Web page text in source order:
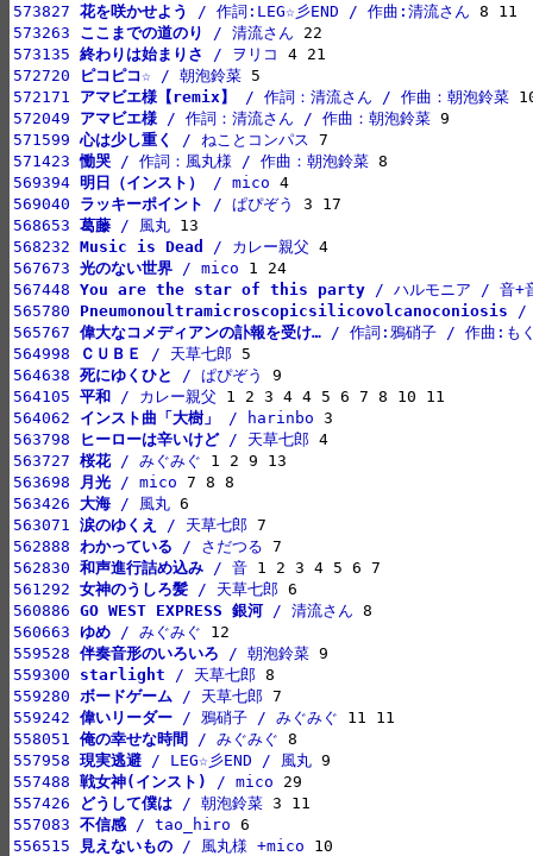
573827 花を咲かせよう / 作詞:LEG☆彡END / 作曲:清流さん
573263 ここまでの道のり / 清流さん
573135 終わりは始まりさ / ヲリコ
572720
ピコピコ☆ / 朝泡鈴菜
572171 アマビエ様【remix】
/ 作詞：清流さん / 作曲：朝泡鈴菜
572049 アマビエ様 / 作詞：清流さん / 作曲：朝泡鈴菜
571599 心は少し重く / ねことコンパス
571423 慟哭 / 作詞：風丸様 / 作曲：朝泡鈴菜
569394 明日（インスト） / mico
569040 ラッキーポイント / ぱぴぞう
568653 葛藤 / 風丸
568232 Music is Dead / カレー親父
567673 光のない世界 / mico
567448 You are the star of this party / ハルモニア / 音+
565780 Pneumonoultramicroscopicsilicovolcanoconiosis /
565767 偉大なコメディアンの訃報を受け… / 作詞:鴉硝子 / 作曲:も
564998
ＣＵＢＥ / 天草七郎
564638 死にゆくひと / ぱぴぞう
564105 平和 / カレー親父
564062 インスト曲「大樹」 / harinbo
563798
ヒーローは辛いけど / 天草七郎
563727 桜花 / みぐみぐ
563698
月光 / mico
563426 大海 / 風丸
563071 涙のゆくえ / 天草七郎
562888 わかっている / さだつる
562830 和声進行詰め込み / 音
561292 女神のうしろ髪 / 天草七郎
560886 GO WEST EXPRESS 銀河 / 清流さん
560663 ゆめ / みぐみぐ
559528 伴奏音形のいろいろ / 朝泡鈴菜
559300 starlight / 天草七郎
559280 ボードゲーム / 天草七郎
559242 偉いリーダー / 鴉硝子 / みぐみぐ
558051 俺の幸せな時間 / みぐみぐ
557958 現実逃避 / LEG☆彡END / 風丸
557488 戦女神(インスト) / mico
557426
どうして僕は / 朝泡鈴菜
557083 不信感 / tao_hiro
556515
見えないもの / 風丸様 +mico